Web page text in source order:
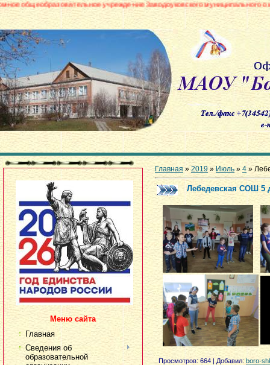
учреждение Заводоуковского муниципального округа
Меню сайта
Главная
Сведения об
образовательной
Главная »2019 » Июль » 4 »
Лебедевская СОШ 5
Просмотров: 664 |Добавил: boro-